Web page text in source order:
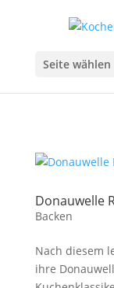
Seite wählen
Donauwelle
Backen
Nach diesem
ihre